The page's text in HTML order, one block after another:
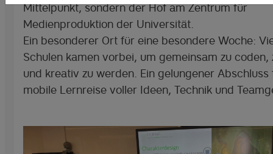
Mittelpunkt, sondern der Hof am Zentrum für
Medienproduktion der Universität.
Ein besonderer Ort für eine besondere Woche:
Schulen kamen vorbei, um gemeinsam zu coden,
und kreativ zu werden. Ein gelungener Abschluss
mobile Lernreise voller Ideen, Technik und